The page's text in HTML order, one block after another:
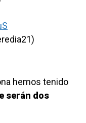
hemos tenido
serán dos